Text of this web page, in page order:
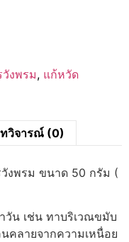
งพรม, แก้หวัด
วิจารณ์ (0)
งพรม ขนาด 50 กรัม (
วัน เช่น ทาบริเวณขมับ
คลายจากความเหนื่อย